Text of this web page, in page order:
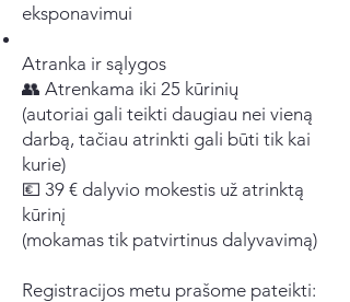
eksponavimui
Atranka ir sąlygos
👥 Atrenkama iki 25 kūrinių
(autoriai gali teikti daugiau nei vieną
darbą, tačiau atrinkti gali būti tik kai
kurie)
💶 39 € dalyvio mokestis už atrinktą
kūrinį
(mokamas tik patvirtinus dalyvavimą)
Registracijos metu prašome pateikti: